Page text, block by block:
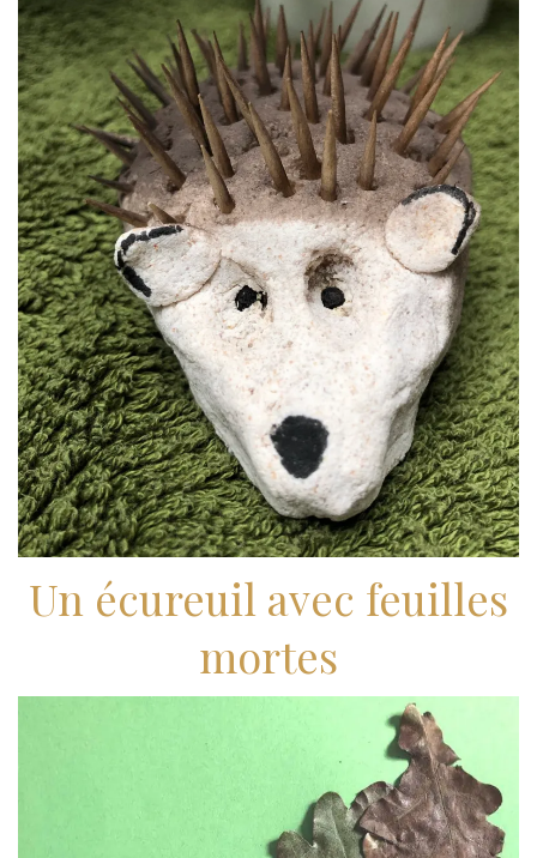
Un écureuil avec feuilles
mortes